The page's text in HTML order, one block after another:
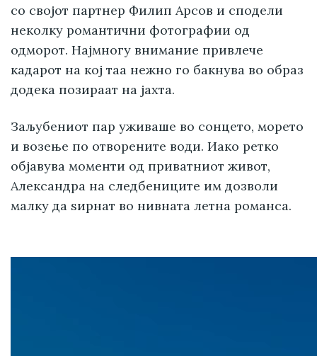
со својот партнер Филип Арсов и сподели
неколку романтични фотографии од
одморот. Најмногу внимание привлече
кадарот на кој таа нежно го бакнува во образ
додека позираат на јахта.
Заљубениот пар уживаше во сонцето, морето
и возење по отворените води. Иако ретко
објавува моменти од приватниот живот,
Александра на следбениците им дозволи
малку да ѕирнат во нивната летна романса.